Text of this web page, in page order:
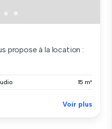
propose à la location :
15 m²
Voir plus